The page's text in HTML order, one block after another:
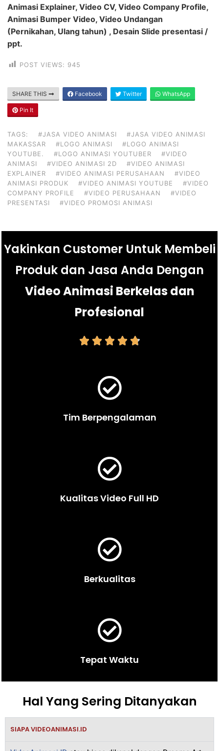
Animasi Explainer, Video CV, Video Company Profile,
Animasi Bumper Video, Video Undangan
(Pernikahan, Ulang tahun) , Desain Slide presentasi /
ppt.
POST VIEWS: 945
SHARE THIS Facebook Twitter WhatsApp
Pin It
TAGS: #JASA VIDEO ANIMASI
#JASA VIDEO ANIMASI
MAKASSAR
#LOGO ANIMASI
#LOGO ANIMASI
YOUTUBE.
#LOGO ANIMASI YOUTUBER
#VIDEO
ANIMASI
#VIDEO ANIMASI 2D
#VIDEO ANIMASI
EXPLAINER
#VIDEO ANIMASI PERUSAHAAN
#VIDEO
ANIMASI PRODUK
#VIDEO ANIMASI YOUTUBE
#VIDEO
COMPANY PROFILE
#VIDEO PERUSAHAAN
#VIDEO
PRESENTASI
#VIDEO PROMOSI ANIMASI
Yakinkan Customer Untuk Membeli
Produk dan Jasa Anda Dengan
Video Animasi Berkelas dan
Profesional
    
Tim Berpengalaman
Kualitas Video Full HD
Berkualitas
Tepat Waktu
Hal Yang Sering Ditanyakan
SIAPA VIDEOANIMASI.ID